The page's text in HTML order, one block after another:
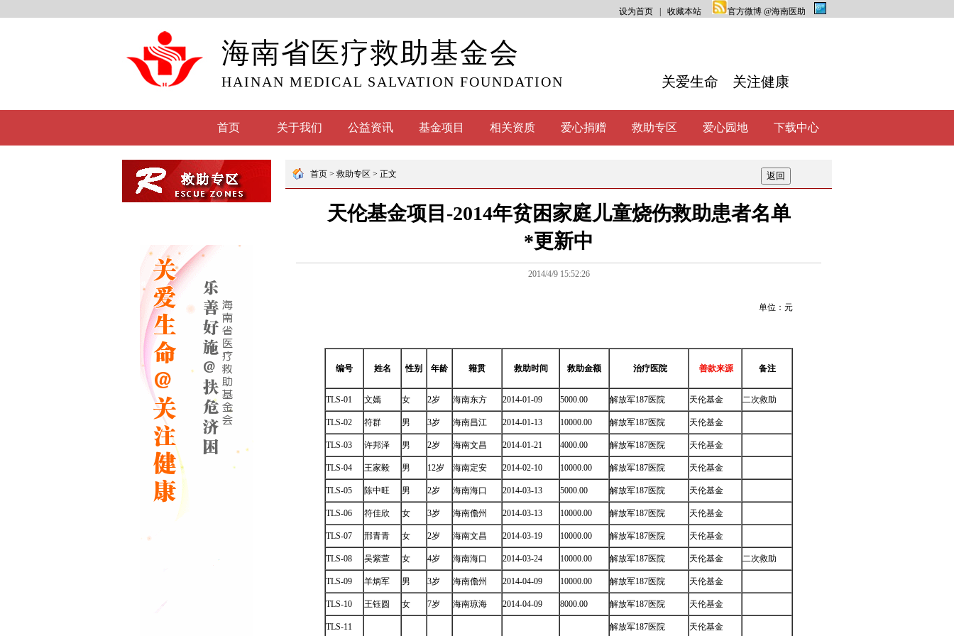
设为首页 收藏本站 官方微博 @海南医助
海南省医疗救助基金会
HAINAN MEDICAL SALVATION FOUNDATION 关爱生命 关注健康
首页 关于我们 公益资讯 基金项目 相关资质 爱心捐赠 救助专区 爱心园地 下载中心